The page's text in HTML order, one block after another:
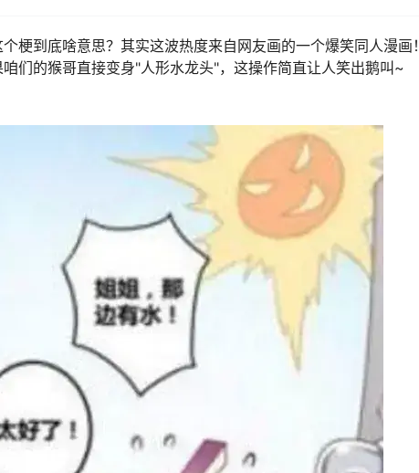
梗到底啥意思？其实这波热度来自网友画的一个爆笑同人漫画！
们的猴哥直接变身"人形水龙头"，这操作简直让人笑出鹅叫~